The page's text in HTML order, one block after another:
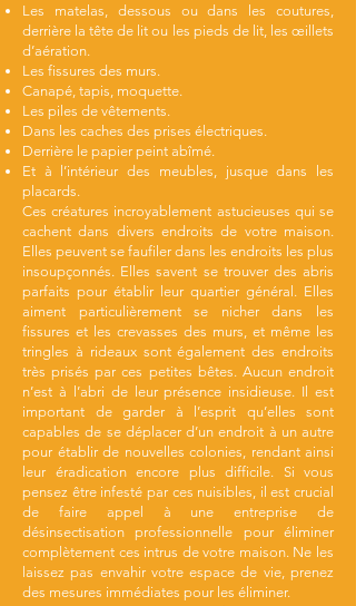
Les matelas, dessous ou dans les coutures,
derrière la tête de lit ou les pieds de lit, les œillets
d’aération.
Les fissures des murs.
Canapé, tapis, moquette.
Les piles de vêtements.
Dans les caches des prises électriques.
Derrière le papier peint abîmé.
Et à l’intérieur des meubles, jusque dans les
placards.
Ces créatures incroyablement astucieuses qui se
cachent dans divers endroits de votre maison.
Elles peuvent se faufiler dans les endroits les plus
insoupçonnés. Elles savent se trouver des abris
parfaits pour établir leur quartier général. Elles
aiment particulièrement se nicher dans les
fissures et les crevasses des murs, et même les
tringles à rideaux sont également des endroits
très prisés par ces petites bêtes. Aucun endroit
n’est à l’abri de leur présence insidieuse. Il est
important de garder à l’esprit qu’elles sont
capables de se déplacer d’un endroit à un autre
pour établir de nouvelles colonies, rendant ainsi
leur éradication encore plus difficile. Si vous
pensez être infesté par ces nuisibles, il est crucial
de faire appel à une entreprise de
désinsectisation professionnelle pour éliminer
complètement ces intrus de votre maison. Ne les
laissez pas envahir votre espace de vie, prenez
des mesures immédiates pour les éliminer.